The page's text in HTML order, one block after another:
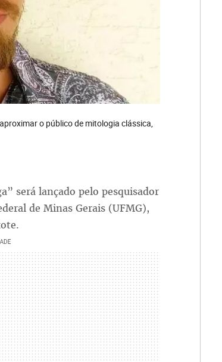
o público de mitologia clássica,
será lançado pelo pesquisador
de Minas Gerais (UFMG),